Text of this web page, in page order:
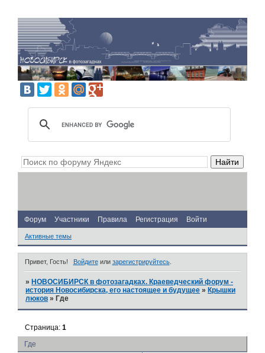
Форум Участники Правила Регистрация Войти
Активные темы
Привет, Гость! Войдитеили зарегистрируйтесь.
» НОВОСИБИРСК в фотозагадках. Краеведческий форум -
история Новосибирска, его настоящее и будущее » Крышки
люков » Где
Где
Страница:1